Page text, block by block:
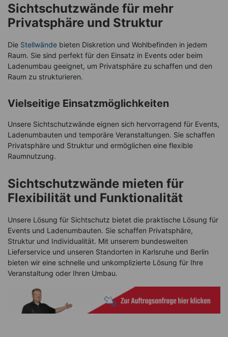
Sichtschutzwände für mehr
Privatsphäre und Struktur
Die Stellwände bieten Diskretion und Wohlbefinden in jedem
Raum. Sie sind perfekt für den Einsatz in Events oder beim
Ladenumbau geeignet, um Privatsphäre zu schaffen und den
Raum zu strukturieren.
Vielseitige Einsatzmöglichkeiten
Unsere Sichtschutzwände eignen sich hervorragend für Events,
Ladenumbauten und temporäre Veranstaltungen. Sie schaffen
Privatsphäre und Struktur und ermöglichen eine flexible
Raumnutzung.
Sichtschutzwände mieten für
Flexibilität und Funktionalität
Unsere Lösung für Sichtschutz bietet die praktische Lösung für
Events und Ladenumbauten. Sie schaffen Privatsphäre,
Struktur und Individualität. Mit unserem bundesweiten
Lieferservice und unseren Standorten in Karlsruhe und Berlin
bieten wir eine schnelle und unkomplizierte Lösung für Ihre
Veranstaltung oder Ihren Umbau.